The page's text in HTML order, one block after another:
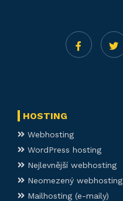
HOSTING
Webhosting
WordPress hosting
Nejlevnější webhosting
Neomezený webhosting
Mailhosting (e-maily)